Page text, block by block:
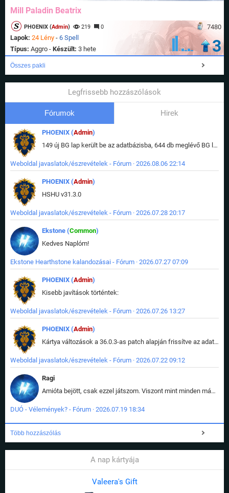
Mill Paladin Beatrix
7480
PHOENIX (Admin) 219 0
Lapok: 24 Lény - 6 Spell
Típus: Aggro - Készült: 3 hete 3
Összes pakli
Legfrissebb hozzászólások
Fórumok Hirek
PHOENIX (Admin)
149 új BG lap került be az adatbázisba, 644 db meglévő BG lap módosult, bekerültek az új képek a megváltozott lapokhoz is.
Weboldal javaslatok/észrevételek - Fórum · 2026.08.06 22:14
PHOENIX (Admin)
HSHU v31.3.0
Weboldal javaslatok/észrevételek - Fórum · 2026.07.28 20:17
Ekstone (Common)
Kedves Naplóm!
Ekstone Hearthstone kalandozásai - Fórum · 2026.07.27 07:09
PHOENIX (Admin)
Kisebb javítások történtek:
Weboldal javaslatok/észrevételek - Fórum · 2026.07.26 13:27
PHOENIX (Admin)
Kártya változások a 36.0.3-as patch alapján frissítve az adatbázisban (képek is cserélve).
Weboldal javaslatok/észrevételek - Fórum · 2026.07.22 09:12
Ragi
Amióta bejött, csak ezzel játszom. Viszont mint minden más - akár az alapjáték is, ez is baromira összetett lett. Néha már pár kör után is esélytelen az egész. Vagy irreállisan túltápol valaki, vagy lelép a partner, vagy csak hülye mint a segg. És amikor eljönne az én időm, na akkor jön el mindenki másé is. Engem jobban érdekelne, hogy ki milyen ratingen szokott játszani. Na ez lenne egy érdekes adat.
DUÓ - Vélemények? - Fórum · 2026.07.19 18:34
Több hozzászólás
A nap kártyája
Valeera's Gift